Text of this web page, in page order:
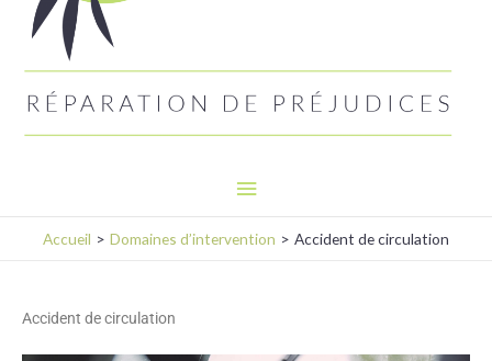
Accueil Domaines d’intervention Accident de circulation
Accident de circulation